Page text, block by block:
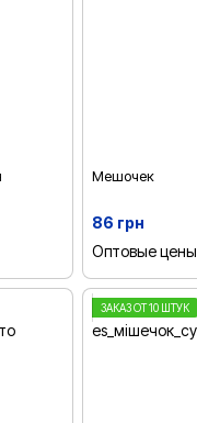
Мешочек
86 грн
Оптовые цены
ЗАКАЗ ОТ 10 ШТУК